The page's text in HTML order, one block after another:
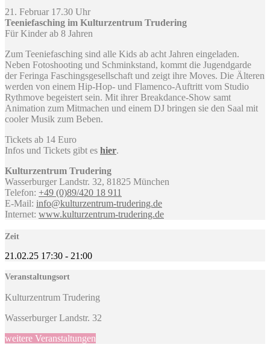
21. Februar 17.30 Uhr
Teeniefasching im Kulturzentrum Trudering
Für Kinder ab 8 Jahren
Zum Teeniefasching sind alle Kids ab acht Jahren eingeladen.
Neben Fotoshooting und Schminkstand, kommt die Jugendgarde
der Feringa Faschingsgesellschaft und zeigt ihre Moves. Die Älteren
werden von einem Hip-Hop- und Flamenco-Auftritt vom Studio
Rythmove begeistert sein. Mit ihrer Breakdance-Show samt
Animation zum Mitmachen und einem DJ bringen sie den Saal mit
cooler Musik zum Beben.
Tickets ab 14 Euro
Infos und Tickets gibt es hier.
Kulturzentrum Trudering
Wasserburger Landstr. 32, 81825 München
Telefon: +49 (0)89/420 18 911
E-Mail: info@kulturzentrum-trudering.de
Internet: www.kulturzentrum-trudering.de
Zeit
21.02.25 17:30 - 21:00
Veranstaltungsort
Kulturzentrum Trudering
Wasserburger Landstr. 32
weitere Veranstaltungen